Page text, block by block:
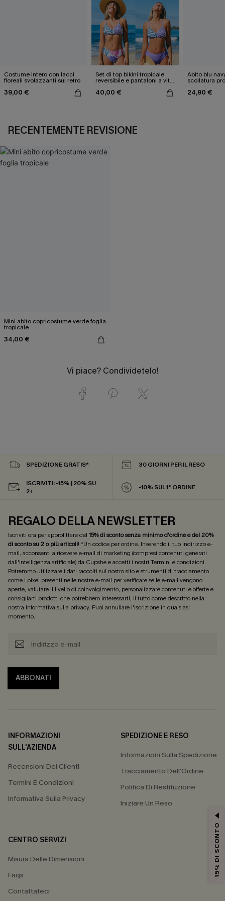
Costume intero con lacci
floreali svolazzanti sul retro
39,00 €
Set di top bikini tropicale
reversibile e pantaloni a vita
40,00 €
Abito blu
scollatura
24,90 €
RECENTEMENTE REVISIONE
Mini abito copricostume verde foglia
tropicale
34,00 €
Vi piace? Condividetelo!
SPEDIZIONE GRATIS* 30 GIORNI PER IL RESO
ISCRIVITI: -15% | 20% SU
2+
-10% SUL 1° ORDINE
REGALO DELLA NEWSLETTER
Iscriviti ora per approfittare del 15% di sconto senza minimo d'ordine e del 20%
di sconto su 2 o più articoli! *Un codice per ordine. Inserendo il tuo indirizzo e-
mail, acconsenti a ricevere e-mail di marketing (compresi contenuti generati
dall'intelligenza artificiale) da Cupshe e accetti i nostri Termini e condizioni.
Potremmo utilizzare i dati raccolti sul nostro sito e strumenti di tracciamento
come i pixel presenti nelle nostre e-mail per verificare se le e-mail vengono
aperte, valutare il livello di coinvolgimento, personalizzare contenuti e offerte e
consigliarti prodotti che potrebbero interessarti, il tutto come descritto nella
nostra Informativa sulla privacy. Puoi annullare l'iscrizione in qualsiasi
momento.
ABBONATI
INFORMAZIONI
SULL'AZIENDA
Recensioni Dei Clienti
Termini E Condizioni
Informativa Sulla Privacy
SPEDIZIONE E RESO
Informazioni Sulla Spedizione
Tracciamento Dell'Ordine
Politica Di Restituzione
Iniziare Un Reso
CENTRO SERVIZI
Misura Delle Dimensioni
Faqs
Contattateci
15% DI SCONTO